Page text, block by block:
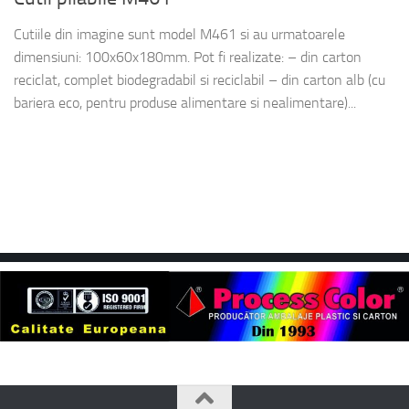
Cutiile din imagine sunt model M461 si au urmatoarele
dimensiuni: 100x60x180mm. Pot fi realizate: – din carton
reciclat, complet biodegradabil si reciclabil – din carton alb (cu
bariera eco, pentru produse alimentare si nealimentare)...